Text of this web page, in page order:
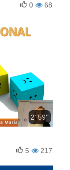
68
0
2' 59''
217
5